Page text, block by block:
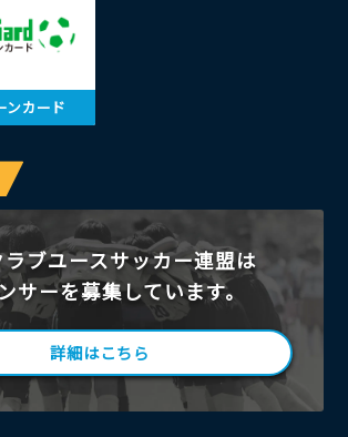
ンカード
ブユースサッカー連盟は
サーを募集しています。
詳細はこちら